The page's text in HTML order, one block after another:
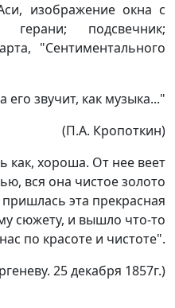
изображение окна с
герани; подсвечник;
"Сентиментального
его звучит, как музыка..."
(П.А. Кропоткин)
как, хороша. От нее веет
вся она чистое золото
эта прекрасная
сюжету, и вышло что-то
по красоте и чистоте".
25 декабря 1857г.)